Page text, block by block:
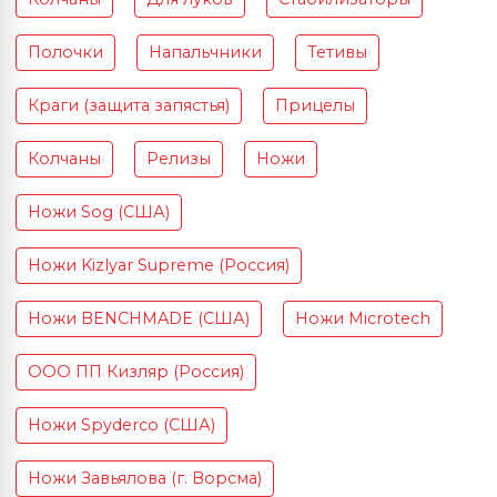
Полочки Напальчники Тетивы
Краги (защита запястья) Прицелы
Колчаны Релизы Ножи
Ножи Sog (США)
Ножи Kizlyar Supreme (Россия)
Ножи BENCHMADE (США) Ножи Microtech
ООО ПП Кизляр (Россия)
Ножи Spyderco (США)
Ножи Завьялова (г. Ворсма)